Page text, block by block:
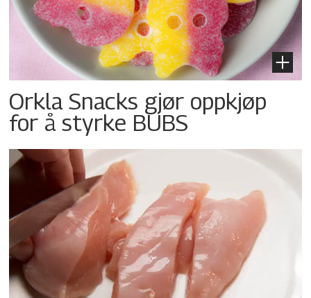
Orkla Snacks gjør oppkjøp
for å styrke BUBS